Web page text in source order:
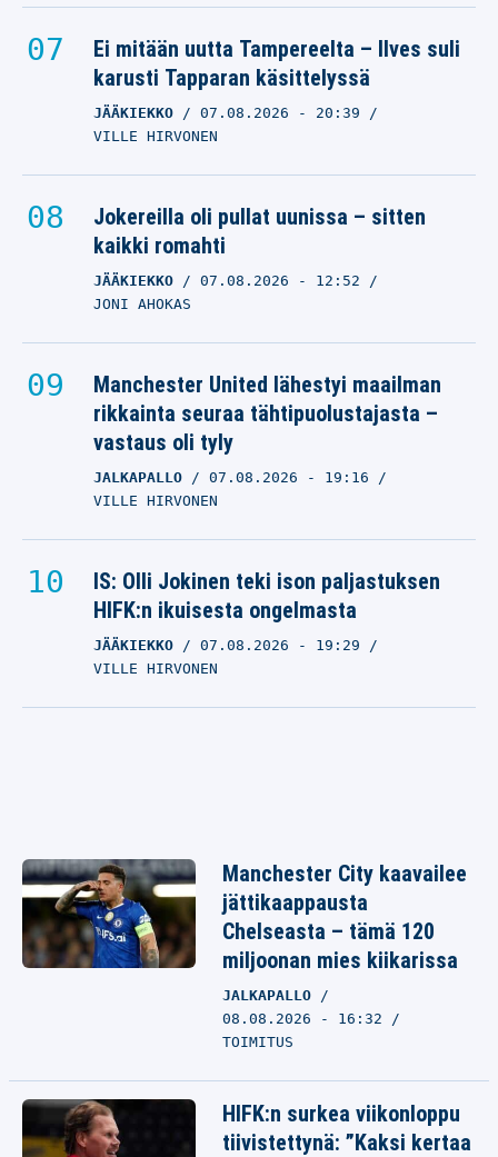
Ei mitään uutta Tampereelta – Ilves suli
karusti Tapparan käsittelyssä
JÄÄKIEKKO 07.08.2026 - 20:39
VILLE HIRVONEN
Jokereilla oli pullat uunissa – sitten
kaikki romahti
JÄÄKIEKKO 07.08.2026 - 12:52
JONI AHOKAS
Manchester United lähestyi maailman
rikkainta seuraa tähtipuolustajasta –
vastaus oli tyly
JALKAPALLO 07.08.2026 - 19:16
VILLE HIRVONEN
IS: Olli Jokinen teki ison paljastuksen
HIFK:n ikuisesta ongelmasta
JÄÄKIEKKO 07.08.2026 - 19:29
VILLE HIRVONEN
Manchester City kaavailee
jättikaappausta
Chelseasta – tämä 120
miljoonan mies kiikarissa
JALKAPALLO
08.08.2026 - 16:32
TOIMITUS
HIFK:n surkea viikonloppu
tiivistettynä: ”Kaksi kertaa